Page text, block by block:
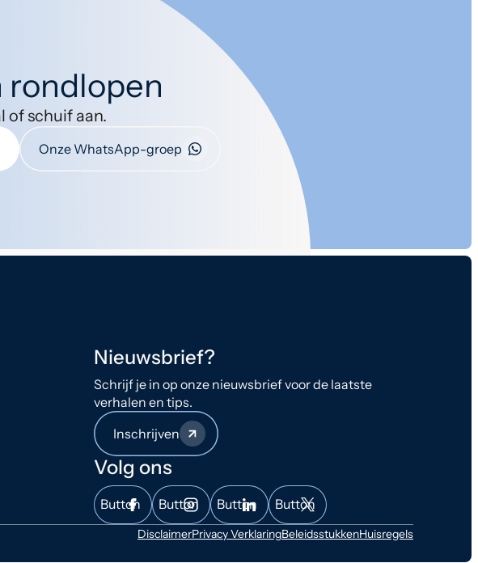
rondlopen
of schuif aan.
Onze WhatsApp-groep
Nieuwsbrief?
Schrijf je in op onze nieuwsbrief voor de laatste
verhalen en tips.
Inschrijven
Volg ons
Button Button Button Button
DisclaimerPrivacy VerklaringBeleidsstukkenHuisregels